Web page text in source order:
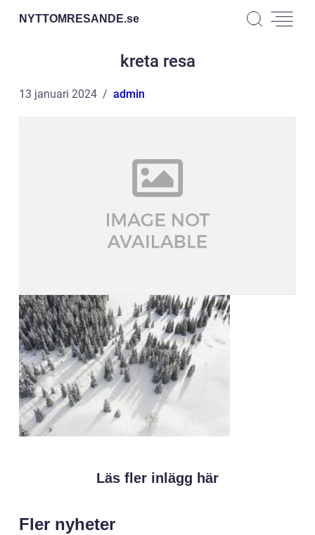
NYTTOMRESANDE.se
kreta resa
13 januari 2024 admin
Läs fler inlägg här
Fler nyheter